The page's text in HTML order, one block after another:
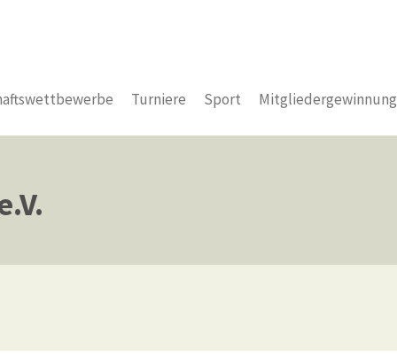
Turniere Sport Mitgliedergewinnung